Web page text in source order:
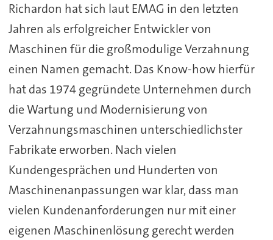
Richardon hat sich laut EMAG in den letzten
Jahren als erfolgreicher Entwickler von
Maschinen für die großmodulige Verzahnung
einen Namen gemacht. Das Know-how hierfür
hat das 1974 gegründete Unternehmen durch
die Wartung und Modernisierung von
Verzahnungsmaschinen unterschiedlichster
Fabrikate erworben. Nach vielen
Kundengesprächen und Hunderten von
Maschinenanpassungen war klar, dass man
vielen Kundenanforderungen nur mit einer
eigenen Maschinenlösung gerecht werden